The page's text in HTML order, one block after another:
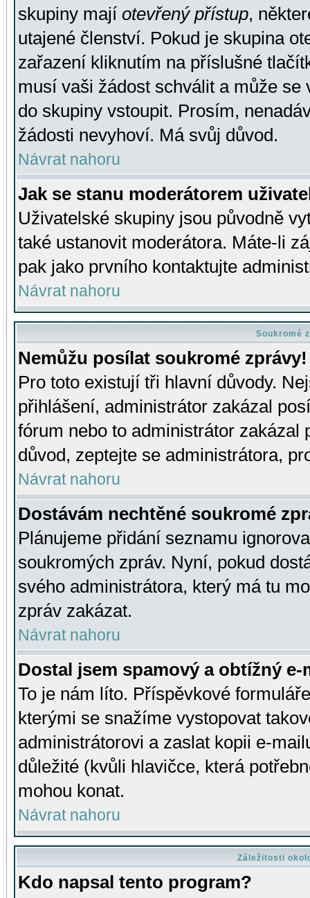
skupiny mají otevřený přístup,
utajené členství. Pokud je skupina
zařazení kliknutím na příslušné
musí vaši žádost schválit a může se
do skupiny vstoupit. Prosím,
žádosti nevyhoví. Má svůj důvod.
Návrat nahoru
Jak se stanu moderátorem
Uživatelské skupiny jsou původně
také ustanovit moderátora. Máte-li
pak jako prvního kontaktujte
Návrat nahoru
Soukromé
Nemůžu posílat soukromé zprávy!
Pro toto existují tři hlavní důvody.
přihlášení, administrátor zakázal
fórum nebo to administrátor zakázal
důvod, zeptejte se administrátora,
Návrat nahoru
Dostávám nechtěné soukromé
Plánujeme přidání seznamu
soukromých zpráv. Nyní, pokud
svého administrátora, který má tu
zpráv zakázat.
Návrat nahoru
Dostal jsem spamový a obtížný
To je nám líto. Příspěvkové
kterými se snažíme vystopovat
administrátorovi a zaslat kopii e-
důležité (kvůli hlavičce, která
mohou konat.
Návrat nahoru
Záležitosti
Kdo napsal tento program?